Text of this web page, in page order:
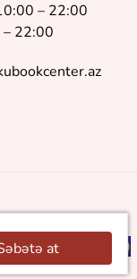
at
– 22:00
22:00
qorunur